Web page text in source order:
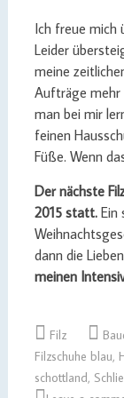
Ich freue mich
Leider
meine
Aufträge mehr
man bei mir
feinen
Füße. Wenn
Der nächste
2015 statt.Ein
dann die
meinen
Filz
Filzschuhe blau,
schottland,